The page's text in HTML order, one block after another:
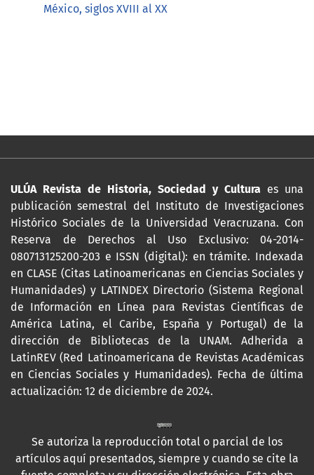
México, siglos XVIII al XX
ULÚA Revista de Historia, Sociedad y Cultura es una
publicación semestral del Instituto de Investigaciones
Histórico Sociales de la Universidad Veracruzana. Con
Reserva de Derechos al Uso Exclusivo: 04-2014-
080713125200-203 e ISSN (digital): en trámite. Indexada
en CLASE (Citas Latinoamericanas en Ciencias Sociales y
Humanidades) y LATINDEX Directorio (Sistema Regional
de Información en Línea para Revistas Científicas de
América Latina, el Caribe, España y Portugal) de la
dirección de Bibliotecas de la UNAM. Adherida a
LatinREV (Red Latinoamericana de Revistas Académicas
en Ciencias Sociales y Humanidades). Fecha de última
actualización: 12 de diciembre de 2024.
Se autoriza la reproducción total o parcial de los
artículos aquí presentados, siempre y cuando se cite la